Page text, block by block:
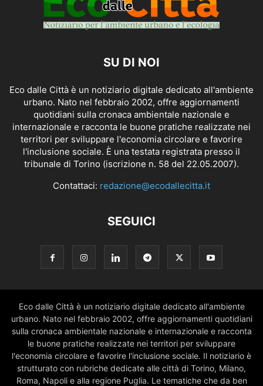
SU DI NOI
Eco dalle Città è un notiziario digitale dedicato all'ambiente
urbano. Nato nel febbraio 2002, offre aggiornamenti
quotidiani sulla cronaca ambientale nazionale e
internazionale e racconta le buone pratiche realizzate nei
territori per sviluppare l'economia circolare e favorire
l'inclusione sociale. È una testata registrata presso il
tribunale di Torino (iscrizione n. 58 del 22.05.2007).
Contattaci: redazione@ecodallecitta.it
SEGUICI
Eco dalle Città è un notiziario digitale dedicato all'ambiente
urbano. Nato nel febbraio 2002, offre aggiornamenti quotidiani
sulla cronaca ambientale nazionale e internazionale e racconta
le buone pratiche realizzate nei territori per sviluppare
l'economia circolare e favorire l'inclusione sociale. Il notiziario è
strutturato con rubriche dedicate alle città di Torino, Milano,
Roma, Napoli e alla regione Puglia. Le tematiche che da ben